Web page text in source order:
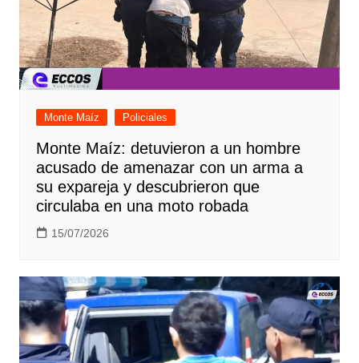
Monte Maíz Policiales
Monte Maíz: detuvieron a un hombre
acusado de amenazar con un arma a
su expareja y descubrieron que
circulaba en una moto robada
15/07/2026